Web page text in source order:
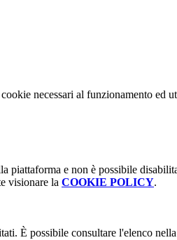
necessari al funzionamento ed
piattaforma e non è possibile
visionare la COOKIE POLICY.
È possibile consultare l'elenco